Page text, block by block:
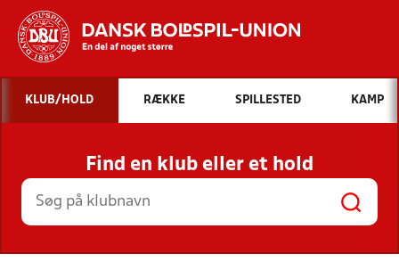
Hvad vil du søge efter?
INDHOLD OG NYHEDER
STILLINGER, RESULTATER, KLUBBER OG
HOLD
KLUB/HOLD RÆKKE SPILLESTED KAMP
Find en klub eller et hold